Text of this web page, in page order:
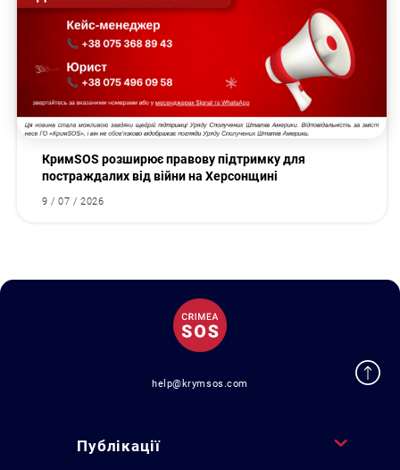
КримSOS розширює правову підтримку для
постраждалих від війни на Херсонщині
9 / 07 / 2026
help@krymsos.com
Публікації